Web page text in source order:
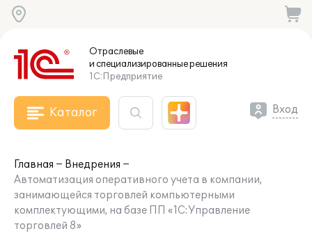
Отраслевые
и специализированныерешения
1С:Предприятие
Каталог Вход
Главная
Внедрения
Автоматизация оперативного учета в компании,
занимающейся торговлей компьютерными
комплектующими, на базе ПП «1С:Управление
торговлей 8»